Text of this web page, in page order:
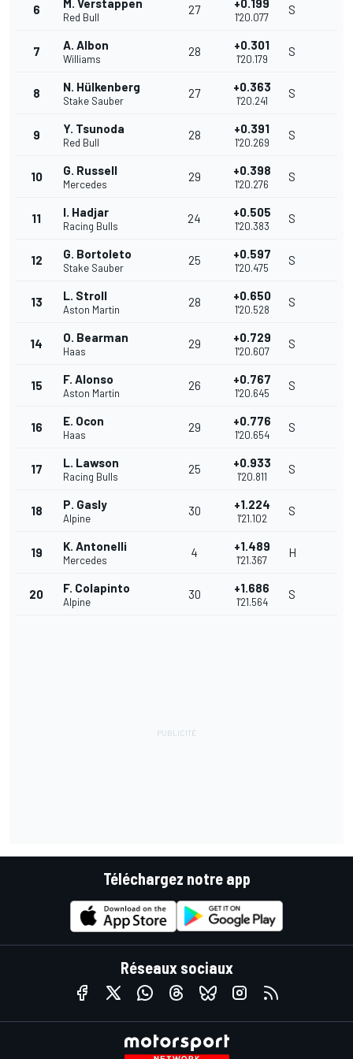
6 M. Verstappen
Red Bull
27 +0.199
1'20.077
S
7 A. Albon
Williams
28 +0.301
1'20.179
S
8 N. Hülkenberg
Stake Sauber
27 +0.363
1'20.241
S
9 Y. Tsunoda
Red Bull
28 +0.391
1'20.269
S
10 G. Russell
Mercedes
29 +0.398
1'20.276
S
11 I. Hadjar
Racing Bulls
24 +0.505
1'20.383
S
12 G. Bortoleto
Stake Sauber
25 +0.597
1'20.475
S
13 L. Stroll
Aston Martin
28 +0.650
1'20.528
S
14 O. Bearman
Haas
29 +0.729
1'20.607
S
15 F. Alonso
Aston Martin
26 +0.767
1'20.645
S
16 E. Ocon
Haas
29 +0.776
1'20.654
S
17 L. Lawson
Racing Bulls
25 +0.933
1'20.811
S
18 P. Gasly
Alpine
30 +1.224
1'21.102
S
19 K. Antonelli
Mercedes
4 +1.489
1'21.367
H
20 F. Colapinto
Alpine
30 +1.686
1'21.564
S
Téléchargez notre app
Réseaux sociaux